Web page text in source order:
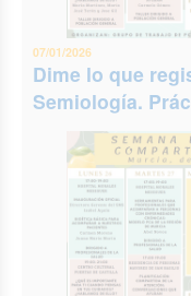
07/01/2026
Dime lo que
Semiología.